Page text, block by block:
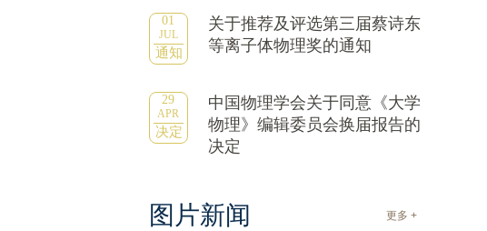
01
JUL
通知
关于推荐及评选第三届蔡诗东
等离子体物理奖的通知
29
APR
决定
中国物理学会关于同意《大学
物理》编辑委员会换届报告的
决定
更多 +
图片新闻